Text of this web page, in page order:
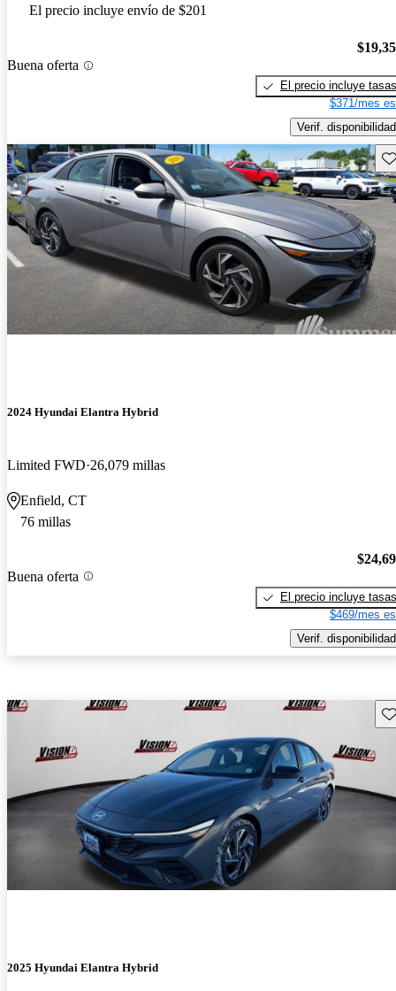
El precio incluye envío de $201
Buena oferta
El precio incluye tasas
$371/mes
Verif. disponibilidad
2024 Hyundai Elantra Hybrid
Limited FWD 26,079 millas
Enfield, CT
76 millas
Buena oferta
El precio incluye tasas
$469/mes
Verif. disponibilidad
2025 Hyundai Elantra Hybrid